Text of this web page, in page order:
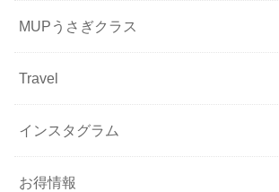
MUPうさぎクラス
Travel
インスタグラム
お得情報